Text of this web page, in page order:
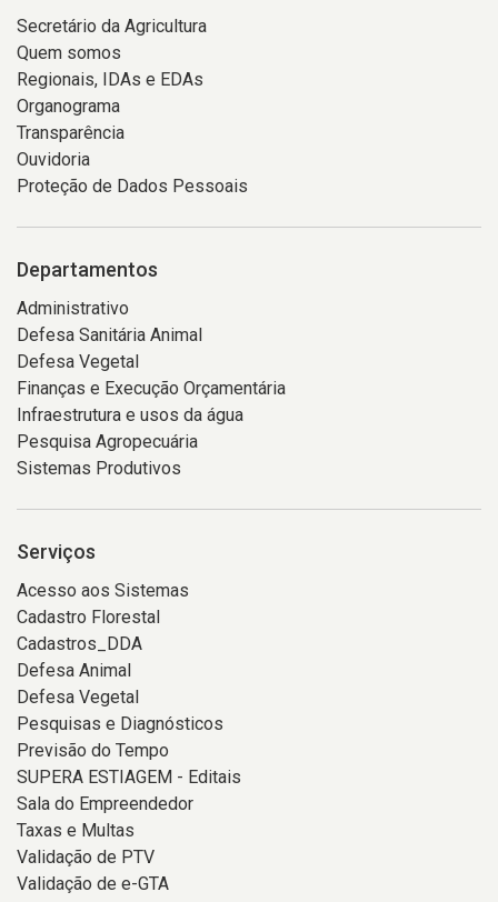
Secretário da Agricultura
Quem somos
Regionais, IDAs e EDAs
Organograma
Transparência
Ouvidoria
Proteção de Dados Pessoais
Departamentos
Administrativo
Defesa Sanitária Animal
Defesa Vegetal
Finanças e Execução Orçamentária
Infraestrutura e usos da água
Pesquisa Agropecuária
Sistemas Produtivos
Serviços
Acesso aos Sistemas
Cadastro Florestal
Cadastros_DDA
Defesa Animal
Defesa Vegetal
Pesquisas e Diagnósticos
Previsão do Tempo
SUPERA ESTIAGEM - Editais
Sala do Empreendedor
Taxas e Multas
Validação de PTV
Validação de e-GTA